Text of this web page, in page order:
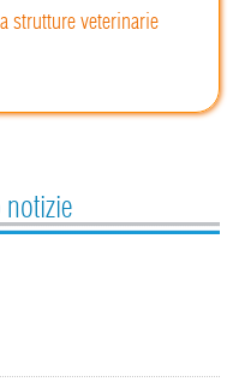
strutture veterinarie